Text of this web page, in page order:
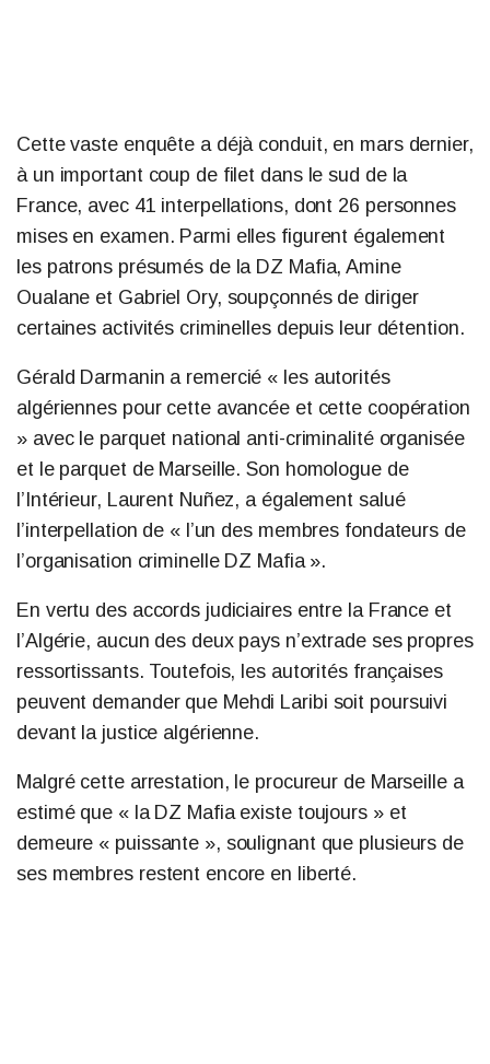
Cette vaste enquête a déjà conduit, en mars dernier,
à un important coup de filet dans le sud de la
France, avec 41 interpellations, dont 26 personnes
mises en examen. Parmi elles figurent également
les patrons présumés de la DZ Mafia, Amine
Oualane et Gabriel Ory, soupçonnés de diriger
certaines activités criminelles depuis leur détention.
Gérald Darmanin a remercié « les autorités
algériennes pour cette avancée et cette coopération
» avec le parquet national anti-criminalité organisée
et le parquet de Marseille. Son homologue de
l’Intérieur, Laurent Nuñez, a également salué
l’interpellation de « l’un des membres fondateurs de
l’organisation criminelle DZ Mafia ».
En vertu des accords judiciaires entre la France et
l’Algérie, aucun des deux pays n’extrade ses propres
ressortissants. Toutefois, les autorités françaises
peuvent demander que Mehdi Laribi soit poursuivi
devant la justice algérienne.
Malgré cette arrestation, le procureur de Marseille a
estimé que « la DZ Mafia existe toujours » et
demeure « puissante », soulignant que plusieurs de
ses membres restent encore en liberté.